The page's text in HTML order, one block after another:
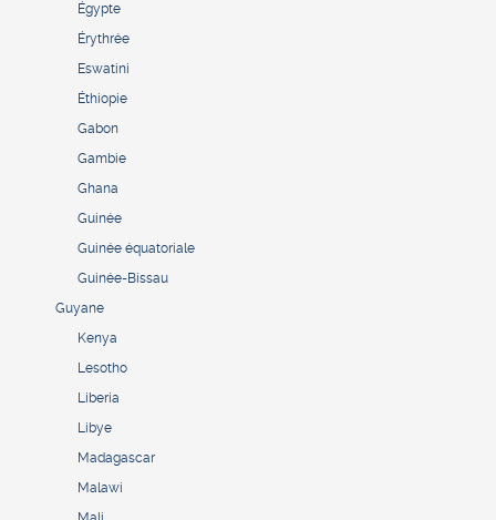
Égypte
Érythrée
Eswatini
Éthiopie
Gabon
Gambie
Ghana
Guinée
Guinée équatoriale
Guinée-Bissau
Guyane
Kenya
Lesotho
Liberia
Libye
Madagascar
Malawi